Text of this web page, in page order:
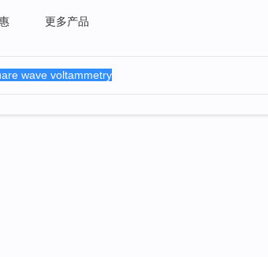
更多产品